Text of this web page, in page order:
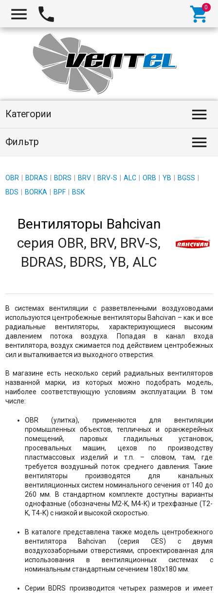
Категории
Фильтр
OBR BDRAS BDRS BRV BRV-S ALC ORB YB
BGSS
BDS
BORKA BPF BSK
Вентиляторы Bahcivan
серия OBR, BRV, BRV-S,
BDRAS, BDRS, YB, ALC
В системах вентиляции с разветвленными воздуховодами
используются центробежные вентиляторы Bahcivan – как и все
радиальные вентиляторы, характеризующиеся высоким
давлением потока воздуха. Попадая в канал входа
вентилятора, воздух сжимается под действием центробежных
сил и выталкивается из выходного отверстия.
В магазине есть несколько серий радиальных вентиляторов
названной марки, из которых можно подобрать модель,
наиболее соответствующую условиям эксплуатации. В том
числе:
OBR (улитка), применяются для вентиляции
промышленных объектов, тепличных и оранжерейных
помещений, паровых гладильных установок,
просевальных машин, цехов по производству
пластмассовых изделий и т.п. – словом, там, где
требуется воздушный поток среднего давления. Такие
вентиляторы производятся для канальных
вентиляционных систем номинального сечения от 140 до
260 мм. В стандартном комплекте доступны варианты
однофазные (обозначены М2-K, M4-K) и трехфазные (T2-
K, T4-K) с низкой и высокой скоростью.
В каталоге представлена также модель центробежного
вентилятора Bahcivan (серия CES) с двумя
воздухозаборными отверстиями, спроектированная для
использования в вентиляционных системах с
номинальным стандартным сечением 180x180 мм.
Серии BDRS производится четырех размеров и имеет